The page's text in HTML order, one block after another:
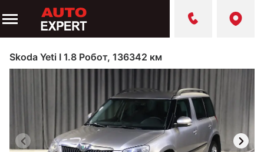
Skoda Yeti I 1.8 Робот, 136342 км